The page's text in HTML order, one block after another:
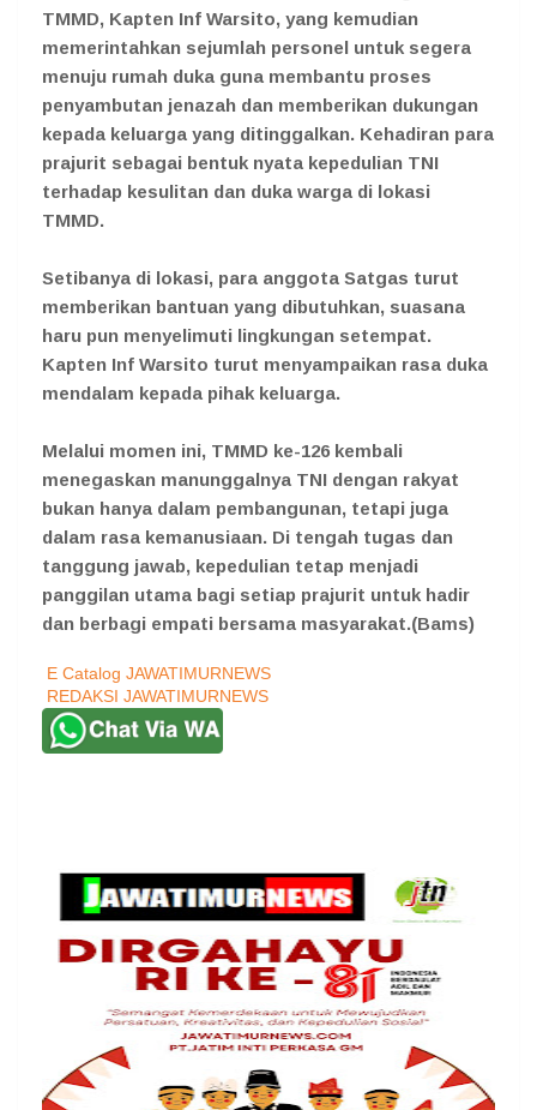
TMMD, Kapten Inf Warsito, yang kemudian
memerintahkan sejumlah personel untuk segera
menuju rumah duka guna membantu proses
penyambutan jenazah dan memberikan dukungan
kepada keluarga yang ditinggalkan. Kehadiran para
prajurit sebagai bentuk nyata kepedulian TNI
terhadap kesulitan dan duka warga di lokasi
TMMD.
Setibanya di lokasi, para anggota Satgas turut
memberikan bantuan yang dibutuhkan, suasana
haru pun menyelimuti lingkungan setempat.
Kapten Inf Warsito turut menyampaikan rasa duka
mendalam kepada pihak keluarga.
Melalui momen ini, TMMD ke-126 kembali
menegaskan manunggalnya TNI dengan rakyat
bukan hanya dalam pembangunan, tetapi juga
dalam rasa kemanusiaan. Di tengah tugas dan
tanggung jawab, kepedulian tetap menjadi
panggilan utama bagi setiap prajurit untuk hadir
dan berbagi empati bersama masyarakat.(Bams)
E Catalog JAWATIMURNEWS
REDAKSI JAWATIMURNEWS